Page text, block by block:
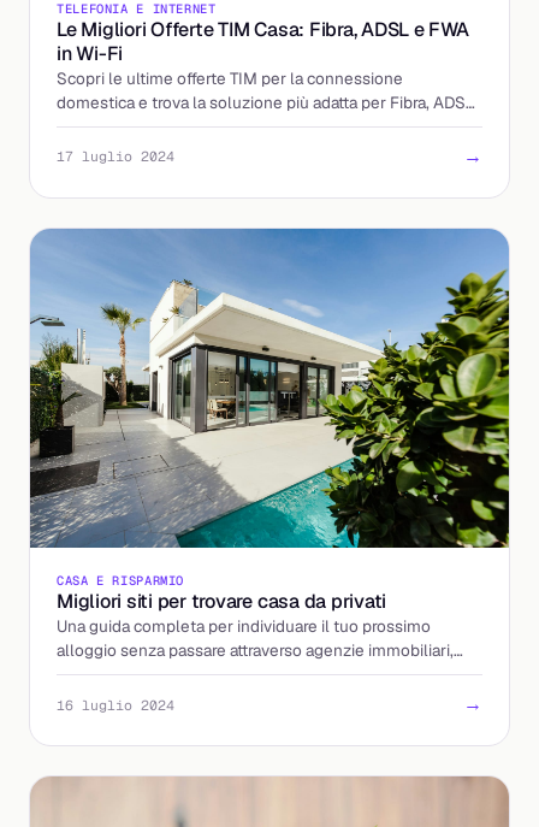
TELEFONIA E INTERNET
Le Migliori Offerte TIM Casa: Fibra, ADSL e FWA
in Wi-Fi
Scopri le ultime offerte TIM per la connessione
domestica e trova la soluzione più adatta per Fibra, ADSL
e FWA con tariffe vantaggiose.
17 luglio 2024 →
CASA E RISPARMIO
Migliori siti per trovare casa da privati
Una guida completa per individuare il tuo prossimo
alloggio senza passare attraverso agenzie immobiliari,
utilizzando i migliori portali web.
16 luglio 2024 →